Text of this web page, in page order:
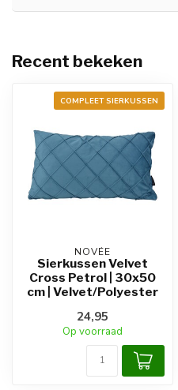
Recent bekeken
COMPLEET SIERKUSSEN
NOVÉE
Sierkussen Velvet
Cross Petrol | 30x50
cm | Velvet/Polyester
24,95
Op voorraad